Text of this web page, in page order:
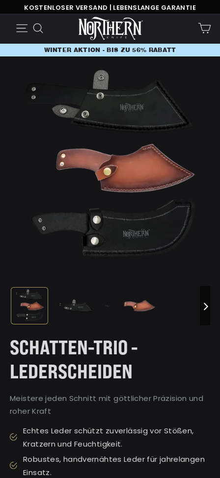
Inhalt
KOSTENLOSER VERSAND | LEBENSLANGE GARANTIE
WINTER AKTION - BIS ZU 56% RABATT
Seitennavigation
WINTER AKTION - BIS ZU 56% RABATT
SCHATTEN-TRIO -
LEDERSCHEIDEN
Meistere jeden Schnitt mit göttlicher Präzision und
roher Kraft
Echtes Leder schützt zuverlässig vor Stößen,
Kratzern und Feuchtigkeit.
Robustes, handvernähtes Leder für jahrelangen
Einsatz.